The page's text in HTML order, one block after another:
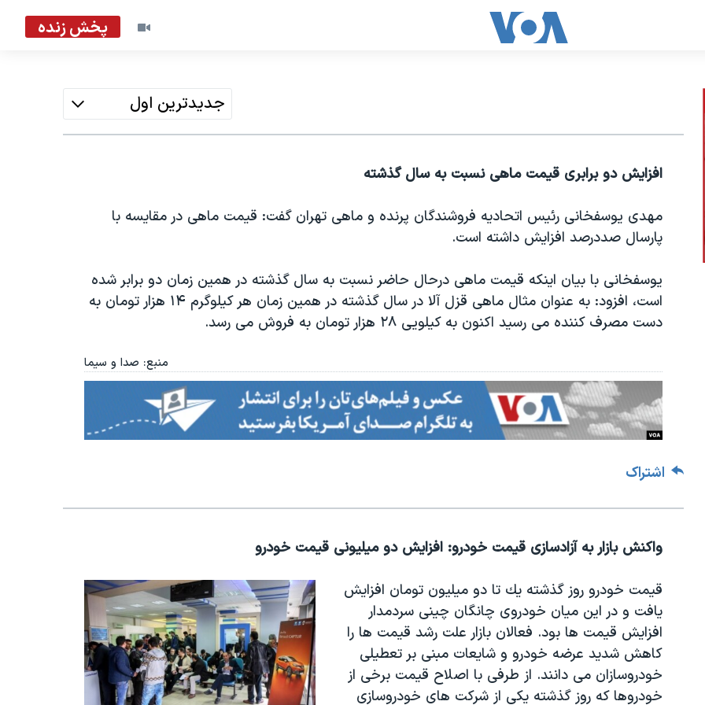
پخش زنده
جدیدترین اول
افزایش دو برابری قیمت ماهی نسبت به سال گذشته
مهدی یوسفخانی رئیس اتحادیه فروشندگان پرنده و ماهی تهران گفت: قیمت ماهی در مقایسه با
پارسال صددرصد افزایش داشته است.
یوسفخانی با بیان اینکه قیمت ماهی درحال حاضر نسبت به سال گذشته در همین زمان دو برابر شده
است، افزود: به عنوان مثال ماهی قزل آلا در سال گذشته در همین زمان هر کیلوگرم ۱۴ هزار تومان به
دست مصرف کننده می رسید اکنون به کیلویی ۲۸ هزار تومان به فروش می رسد
.
منبع: صدا و سیما
اشتراک
واكنش بازار به آزادسازی قیمت خودرو: افزایش دو میلیونی قیمت خودرو
قیمت خودرو روز گذشته یك تا دو میلیون تومان افزایش
یافت و در این میان خودروی چانگان چینی سردمدار
افزایش قیمت ها بود. فعالان بازار علت رشد قیمت ها را
كاهش شدید عرضه خودرو و شایعات مبنی بر تعطیلی
خودروسازان می دانند. از طرفی با اصلاح قیمت برخی از
خودروها كه روز گذشته یكی از شركت های خودروسازی